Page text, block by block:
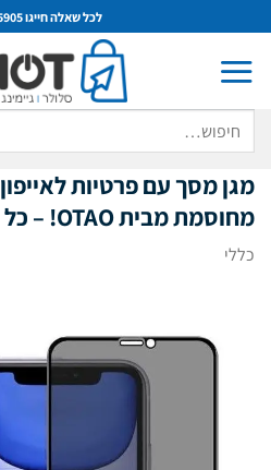
to
content
לכל שאלה חייגו 054-3435905
מגן מסך עםפרטיותלאייפון 11
מחוסמת מבית OTAO! – כל המסך
כללי